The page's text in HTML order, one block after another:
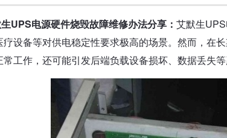
UPS电源硬件烧毁故障维修办法分享： 艾默生
疗设备等对供电稳定性要求极高的场景。然而，在
常工作，还可能引发后端负载设备损坏、数据丢失等